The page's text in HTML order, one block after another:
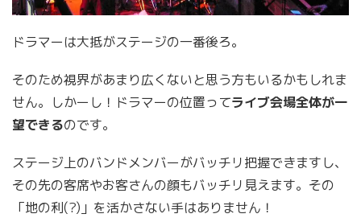
ドラマーは大抵がステージの一番後ろ。
そのため視界があまり広くないと思う方もいるかもしれま
せん。しかーし！ドラマーの位置ってライブ会場全体が一
望できるのです。
ステージ上のバンドメンバーがバッチリ把握できますし、
その先の客席やお客さんの顔もバッチリ見えます。その
「地の利(?)」を活かさない手はありません！